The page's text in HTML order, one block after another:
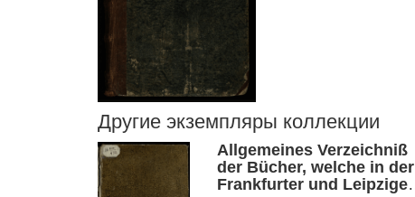
Другие экземпляры коллекции
Allgemeines Verzeichniß
der Bücher, welche in der
Frankfurter und Leipziger